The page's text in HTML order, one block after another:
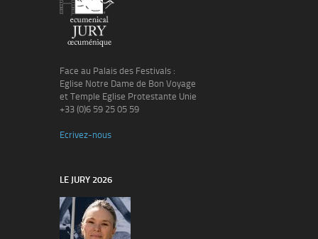
Face au Palais des Festivals :
Eglise Notre Dame de Bon Voyage
et Temple Eglise Protestante Unie
+33 (0)6 59 25 05 59
Ecrivez-nous
LE JURY 2026